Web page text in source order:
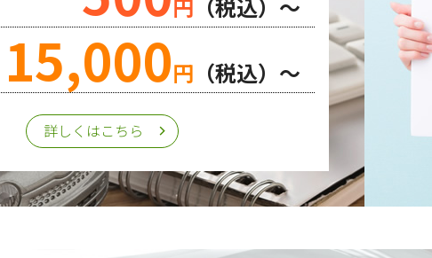
円 （税込）～
15,000円 （税込）～
詳しくはこちら